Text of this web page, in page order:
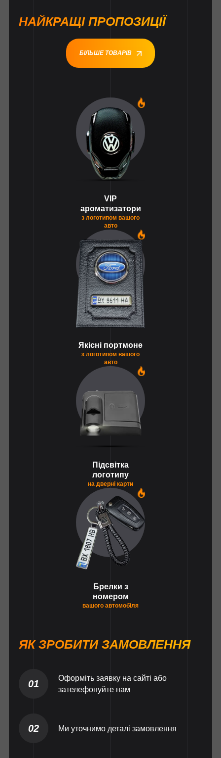
НАЙКРАЩІ ПРОПОЗИЦІЇ
БІЛЬШЕ ТОВАРІВ
VIP
ароматизатори
з логотипом вашого
авто
Якісні портмоне
з логотипом вашого
авто
Підсвітка
логотипу
на дверні карти
Брелки з
номером
вашого автомобіля
ЯК ЗРОБИТИ ЗАМОВЛЕННЯ
01
Оформіть заявку на сайті або
зателефонуйте нам
02 Ми уточнимо деталі замовлення